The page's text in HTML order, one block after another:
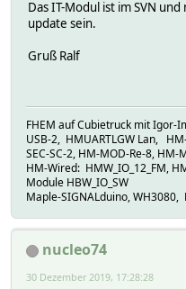
Das IT-Modul ist im SVN
update sein.
Gruß Ralf
FHEM auf Cubietruck mit Igor-
USB-2, HMUARTLGW Lan,
SEC-SC-2, HM-MOD-Re-8, HM-
HM-Wired: HMW_IO_12_FM,
Module HBW_IO_SW
Maple-SIGNALduino, WH3080,
nucleo74
30 Dezember 2019, 17:28:28